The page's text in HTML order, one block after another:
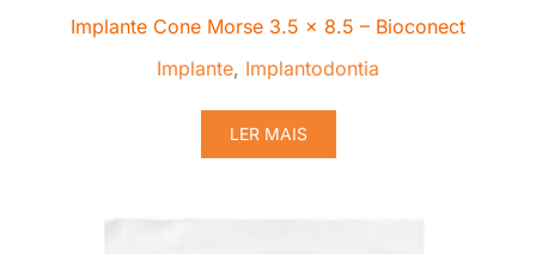
Implante Cone Morse 3.5 x 8.5 – Bioconect
Implante, Implantodontia
LER MAIS